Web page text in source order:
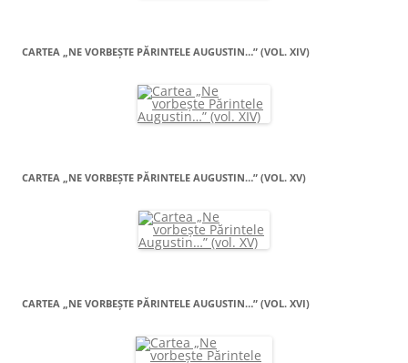
CARTEA „NE VORBEŞTE PĂRINTELE AUGUSTIN…” (VOL. XIV)
CARTEA „NE VORBEŞTE PĂRINTELE AUGUSTIN…” (VOL. XV)
CARTEA „NE VORBEŞTE PĂRINTELE AUGUSTIN…” (VOL. XVI)